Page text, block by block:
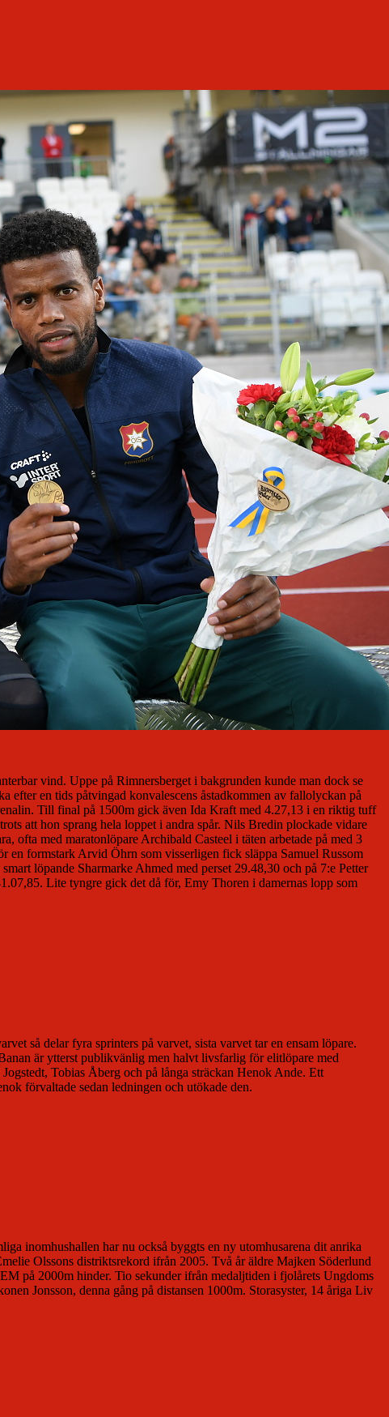
vind. Uppe på Rimnersberget i bakgrunden kunde man dock se
efter en tids påtvingad konvalescens åstadkommen av fallolyckan på
Till final på 1500m gick även Ida Kraft med 4.27,13 i en riktig tuff
att hon sprang hela loppet i andra spår. Nils Bredin plockade vidare
ofta med maratonlöpare Archibald Casteel i täten arbetade på med 3
en formstark Arvid Öhrn som visserligen fick släppa Samuel Russom
löpande Sharmarke Ahmed med perset 29.48,30 och på 7:e Petter
Lite tyngre gick det då för, Emy Thoren i damernas lopp som
så delar fyra sprinters på varvet, sista varvet tar en ensam löpare.
är ytterst publikvänlig men halvt livsfarlig för elitlöpare med
Tobias Åberg och på långa sträckan Henok Ande. Ett
förvaltade sedan ledningen och utökade den.
inomhushallen har nu också byggts en ny utomhusarena dit anrika
Olssons distriktsrekord ifrån 2005. Två år äldre Majken Söderlund
på 2000m hinder. Tio sekunder ifrån medaljtiden i fjolårets Ungdoms
Jonsson, denna gång på distansen 1000m. Storasyster, 14 åriga Liv